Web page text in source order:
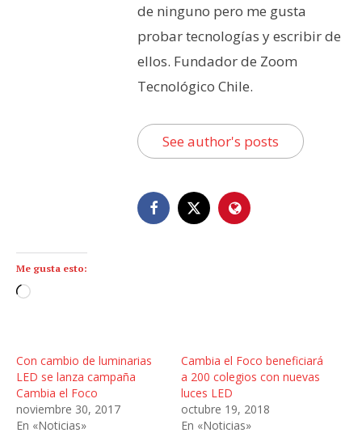
de ninguno pero me gusta
probar tecnologías y escribir de
ellos. Fundador de Zoom
Tecnológico Chile.
See author's posts
Me gusta esto:
C
a
n
d
o
Con cambio de luminarias
LED se lanza campaña
Cambia el Foco
noviembre 30, 2017
En «Noticias»
Cambia el Foco beneficiará
a 200 colegios con nuevas
luces LED
octubre 19, 2018
En «Noticias»